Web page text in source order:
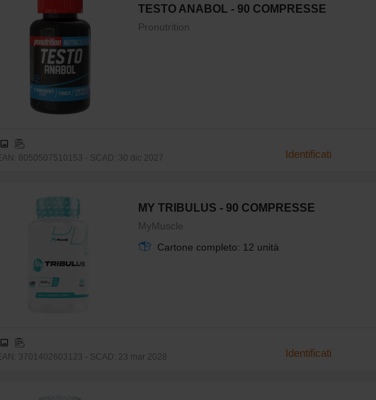
TESTO ANABOL - 90 COMPRESSE
Pronutrition
8050507510153 - SCAD: 30 dic 2027 Identificati
MY TRIBULUS - 90 COMPRESSE
MyMuscle
Cartone completo: 12 unità
3701402603123 - SCAD: 23 mar 2028 Identificati